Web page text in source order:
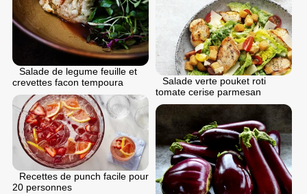
Salade de legume feuille et
crevettes facon tempoura
Salade verte pouket roti
tomate cerise parmesan
Recettes de punch facile pour
20 personnes